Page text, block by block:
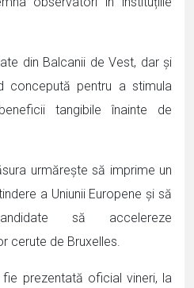
din Balcanii de Vest, dar și
concepută pentru a stimula
tangibile înainte de
urmărește să imprime un
a Uniunii Europene și să
să accelereze
cerute de Bruxelles.
prezentată oficial vineri, la